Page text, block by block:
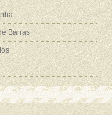
Barras